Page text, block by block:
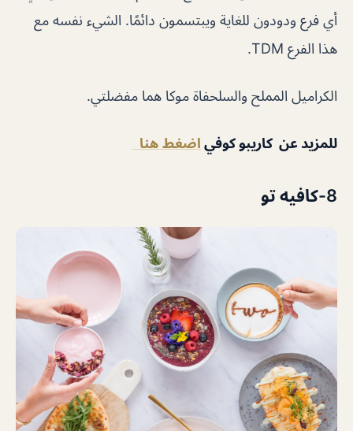
أي فرع ودودون للغاية ويبتسمون دائمًا. الشيء نفسه مع
هذا الفرع TDM.
الكراميل المملح والسلحفاة موكا هما مفضلتي.
للمزيد عن كاريبو كوفي اضغط هنا
8-كافيه تو